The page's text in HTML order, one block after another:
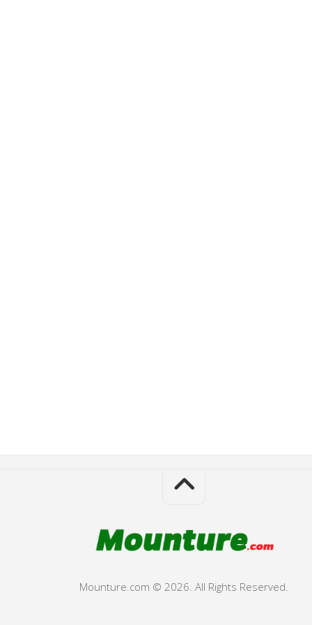
Mounture.com © 2026. All Rights Reserved.